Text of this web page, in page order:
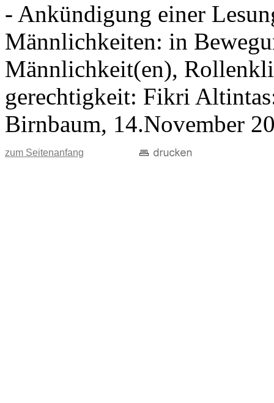
- Ankündigung einer
Männlichkeiten: in
Männlichkeit(en),
gerechtigkeit: Fikri
Birnbaum, 14.November
zum Seitenanfang